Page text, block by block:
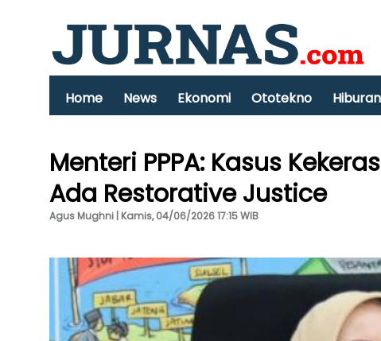
Home News Ekonomi Ototekno Hiburan
Menteri PPPA: Kasus
Ada Restorative Justice
Agus Mughni | Kamis, 04/06/2026 17:15 WIB